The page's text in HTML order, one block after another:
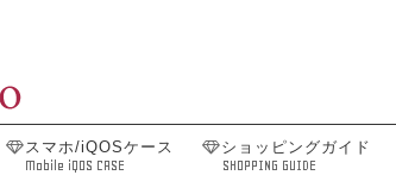
スマホ/iQOSケース
Mobile iQOS CASE
ショッピングガイド
SHOPPING GUIDE